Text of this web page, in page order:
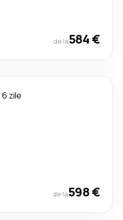
de la584 €
6 zile
de la598 €